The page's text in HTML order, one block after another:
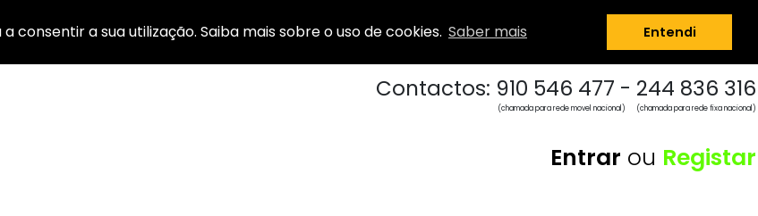
consentir a sua utilização. Saiba mais sobre o uso de cookies. Saber mais Entendi
Contactos: 910 546 477 - 244 836 316
(chamada para rede movel nacional) (chamada para rede fixa nacional)
Entrar ou Registar